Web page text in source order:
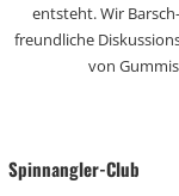
entsteht. Wir
freundliche
von
Spinnangler-Club